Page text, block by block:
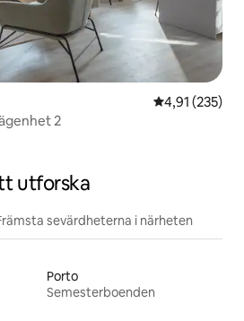
4,91 av 5 i
4,91 (235)
2
utforska
sevärdheterna i närheten
Porto
Semesterboenden